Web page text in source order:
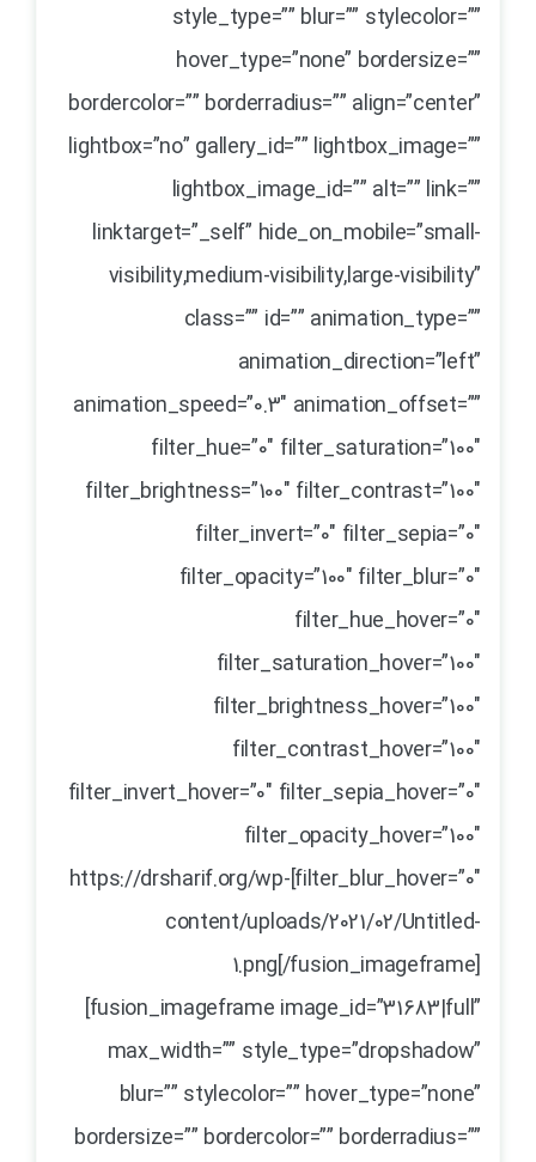
style_type=”” blur=”” stylecolor=””
hover_type=”none” bordersize=””
bordercolor=”” borderradius=”” align=”center”
lightbox=”no” gallery_id=”” lightbox_image=””
lightbox_image_id=”” alt=”” link=””
linktarget=”_self” hide_on_mobile=”small-
visibility,medium-visibility,large-visibility”
class=”” id=”” animation_type=””
animation_direction=”left”
animation_speed=”0.3″ animation_offset=””
filter_hue=”0″ filter_saturation=”100″
filter_brightness=”100″ filter_contrast=”100″
filter_invert=”0″ filter_sepia=”0″
filter_opacity=”100″ filter_blur=”0″
filter_hue_hover=”0″
filter_saturation_hover=”100″
filter_brightness_hover=”100″
filter_contrast_hover=”100″
filter_invert_hover=”0″ filter_sepia_hover=”0″
filter_opacity_hover=”100″
filter_blur_hover=”0″]https://drsharif.org/wp-
content/uploads/2021/02/Untitled-
1.png[/fusion_imageframe]
[fusion_imageframe image_id=”31683|full”
max_width=”” style_type=”dropshadow”
blur=”” stylecolor=”” hover_type=”none”
bordersize=”” bordercolor=”” borderradius=””